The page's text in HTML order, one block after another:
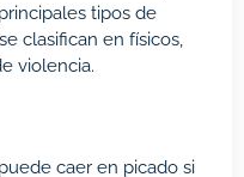
tipos de
clasifican en físicos,
violencia.
caer en picado si